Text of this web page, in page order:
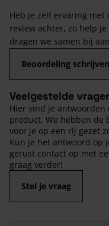
Heb je zelf ervaring met
review achter, zo help
dragen we samen bij
Beoordeling schrijven
Veelgestelde
Hier vind je antwoorden
product. We hebben de
voor je op een rij gezet
Kun je het antwoord op
gerust contact op met
graag verder!
Stel je vraag